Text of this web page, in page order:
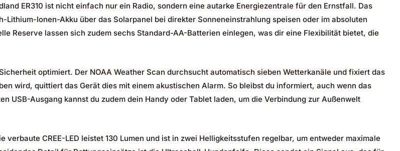
ER310 ist nicht einfach nur ein Radio, sondern eine autarke Energiezentrale für den Ernstfall. Das
Ionen-Akku über das Solarpanel bei direkter Sonneneinstrahlung speisen oder im absoluten
Reserve lassen sich zudem sechs Standard-AA-Batterien einlegen, was dir eine Flexibilität bietet, die
optimiert. Der NOAA Weather Scan durchsucht automatisch sieben Wetterkanäle und fixiert das
wird, quittiert das Gerät dies mit einem akustischen Alarm. So bleibst du informiert, auch wenn das
USB-Ausgang kannst du zudem dein Handy oder Tablet laden, um die Verbindung zur Außenwelt
CREE-LED leistet 130 Lumen und ist in zwei Helligkeitsstufen regelbar, um entweder maximale